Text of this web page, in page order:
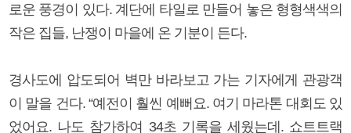
로운 풍경이 있다. 계단에 타일로 만들어 놓은 형형색색의
작은 집들, 난쟁이 마을에 온 기분이 든다.
경사도에 압도되어 벽만 바라보고 가는 기자에게 관광객
이 말을 건다. “예전이 훨씬 예뻐요. 여기 마라톤 대회도 있
었어요. 나도 참가하여 34초 기록을 세웠는데. 쇼트트랙